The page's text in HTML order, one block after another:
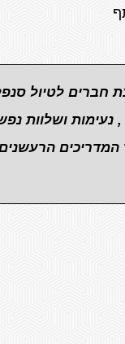
חברים לטיול
, נעימות ושלוות
הרעשנים